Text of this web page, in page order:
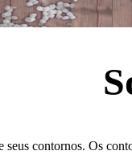
contornos. Os